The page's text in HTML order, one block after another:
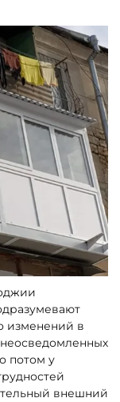
изменений в
неосведомленных
потом у
внешний